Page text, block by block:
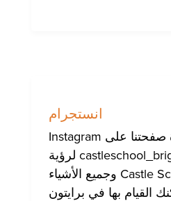
انستجرام
تأكد من زيارة صفحتنا على Instagram
على @castleschool_brighton لرؤية
الحياة في Castle School وجميع الأشياء
القيام بها في برايتون